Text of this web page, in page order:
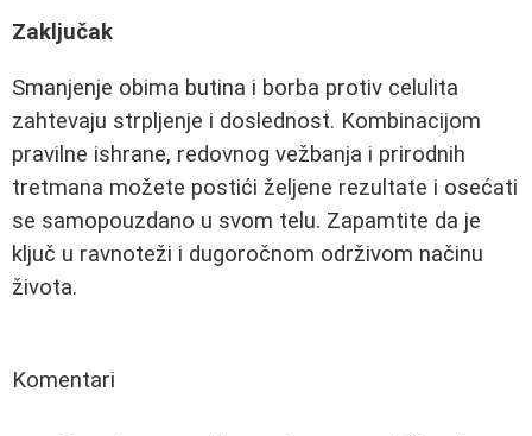
Zaključak
Smanjenje obima butina i borba protiv celulita
zahtevaju strpljenje i doslednost. Kombinacijom
pravilne ishrane, redovnog vežbanja i prirodnih
tretmana možete postići željene rezultate i osećati
se samopouzdano u svom telu. Zapamtite da je
ključ u ravnoteži i dugoročnom održivom načinu
života.
Komentari